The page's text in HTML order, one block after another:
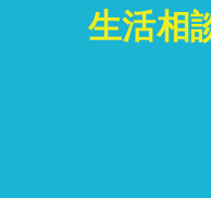
生活相